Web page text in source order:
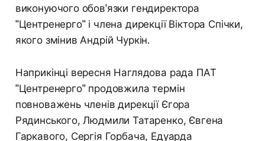
виконуючого обов'язки гендиректора
"Центренерго" і члена дирекції Віктора Спічки,
якого змінив Андрій Чуркін.
Наприкінці вересня Наглядова рада ПАТ
"Центренерго" продовжила термін
повноважень членів дирекції Єгора
Рядинського, Людмили Татаренко, Євгена
Гаркавого, Сергія Горбача, Едуарда